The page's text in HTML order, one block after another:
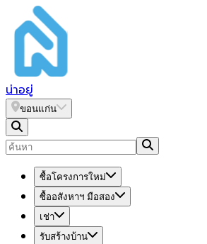
น่าอยู่
ขอนแก่น
ซื้อโครงการใหม่
ซื้ออสังหาฯ มือสอง
เช่า
รับสร้างบ้าน